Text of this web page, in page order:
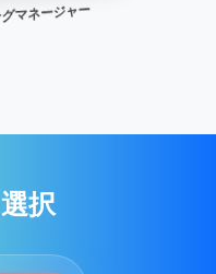
割引